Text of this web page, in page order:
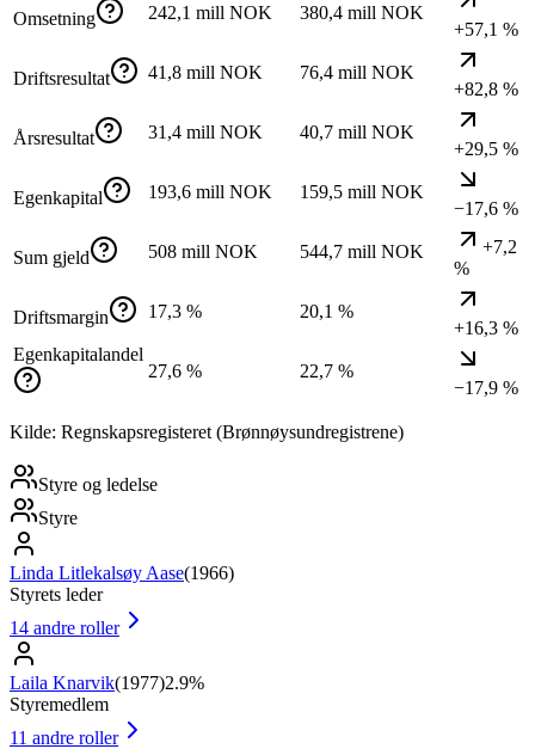
Omsetning 242,1 mill NOK
380,4 mill NOK
+57,1 %
Driftsresultat 41,8 mill NOK
76,4 mill NOK
+82,8 %
Årsresultat 31,4 mill NOK
40,7 mill NOK
+29,5 %
Egenkapital 193,6 mill NOK
159,5 mill NOK
−17,6 %
Sum gjeld 508 mill NOK 544,7 mill NOK
+7,2
%
Driftsmargin 17,3 %
20,1 %
+16,3 %
Egenkapitalandel
27,6 %
22,7 %
−17,9 %
Kilde: Regnskapsregisteret (Brønnøysundregistrene)
Styre og ledelse
Styre
Linda Litlekalsøy Aase(1966)
Styrets leder
14 andre roller
Laila Knarvik(1977)2.9%
Styremedlem
11 andre roller